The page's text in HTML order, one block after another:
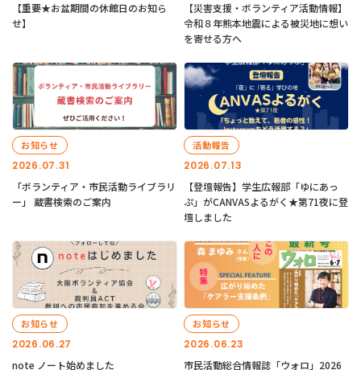
【重要★お盆期間の休館日のお知ら
せ】
【災害支援・ボランティア活動情報】
令和８年熊本地震による被災地に想い
を寄せる方へ
2026.07.31
お知らせ
「ボランティア・市民活動ライブラリ
ー」 蔵書検索のご案内
2026.07.13
活動報告
【登壇報告】学生広報部「ゆにあっ
ぷ」がCANVASよるがく★第71夜に登
壇しました
2026.06.27
お知らせ
note ノート始めました
2026.06.23
お知らせ
市民活動総合情報誌「ウォロ」2026